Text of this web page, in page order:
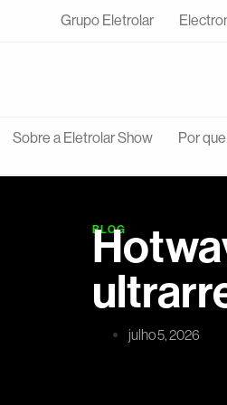
Grupo Eletrolar
Sobre a Eletrolar Show Por
BLOG
julho 5, 2026